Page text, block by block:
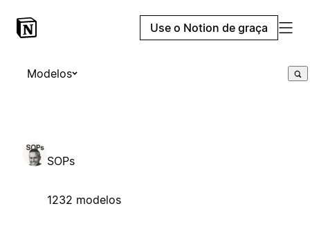
Use o Notion de graça
Modelos
SOPs
1232 modelos